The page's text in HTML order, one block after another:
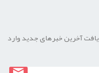
آخرین خبرهای جدید وارد